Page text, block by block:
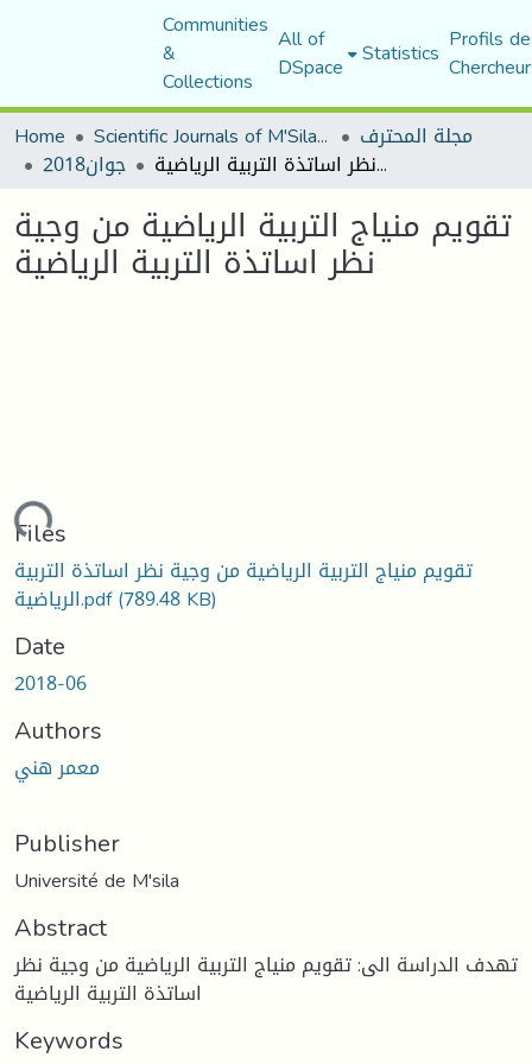
Communities
&
Collections
All of
DSpace Statistics Profils
Home
Scientific Journals of M'Sila University مجلة المحترف
جوان2018 تقويم منياج التربية الرياضية من وجية نظر اساتذة التربية الرياضية
تقويم منياج التربية الرياضية من وجية
نظر اساتذة التربية الرياضية
Loading...
Files
تقويم منياج التربية الرياضية من وجية نظر اساتذة التربية
الرياضية.pdf(789.48 KB)
Date
2018-06
Authors
معمر هني
Publisher
Université de M'sila
Abstract
تهدف الدراسة الى: تقويم منياج التربية الرياضية من وجية نظر
اساتذة التربية الرياضية
Keywords